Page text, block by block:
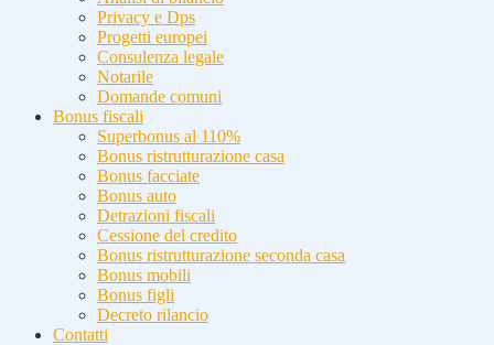
Privacy e Dps
Progetti europei
Consulenza legale
Notarile
Domande comuni
Bonus fiscali
Superbonus al 110%
Bonus ristrutturazione casa
Bonus facciate
Bonus auto
Detrazioni fiscali
Cessione del credito
Bonus ristrutturazione seconda casa
Bonus mobili
Bonus figli
Decreto rilancio
Contatti